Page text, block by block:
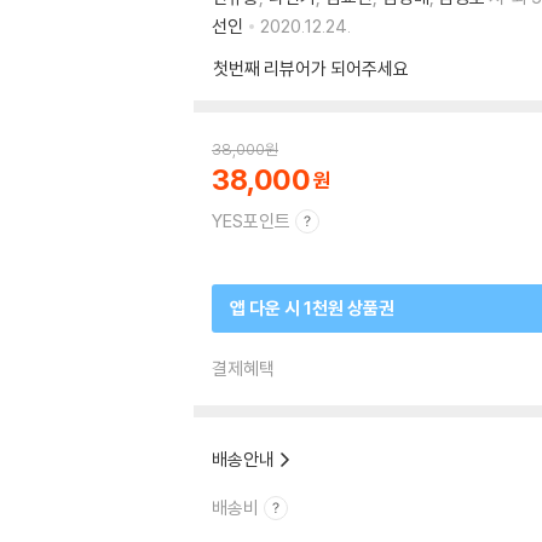
선인
2020.12.24.
첫번째 리뷰어가 되어주세요
38,000원
38,000
YES포인트
앱 다운 시 1천원 상품권
결제혜택
배송안내
배송비